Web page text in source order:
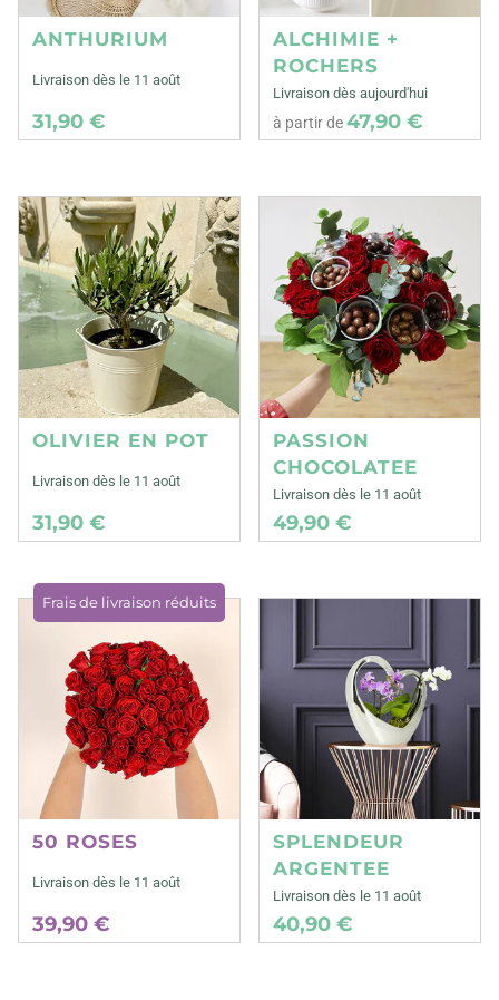
ANTHURIUM
Livraison dès le 11 août
31,90 €
ALCHIMIE +
ROCHERS
Livraison dès aujourd'hui
à partir de47,90 €
OLIVIER EN POT
Livraison dès le 11 août
31,90 €
PASSION
CHOCOLATEE
Livraison dès le 11 août
49,90 €
Frais de livraison réduits
50 ROSES
Livraison dès le 11 août
39,90 €
SPLENDEUR
ARGENTEE
Livraison dès le 11 août
40,90 €